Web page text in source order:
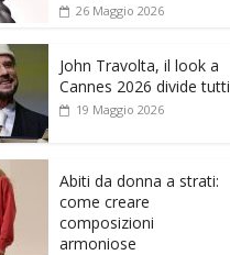
26 Maggio 2026
John Travolta, il look a
Cannes 2026 divide tutti
19 Maggio 2026
Abiti da donna a strati:
come creare
composizioni
armoniose